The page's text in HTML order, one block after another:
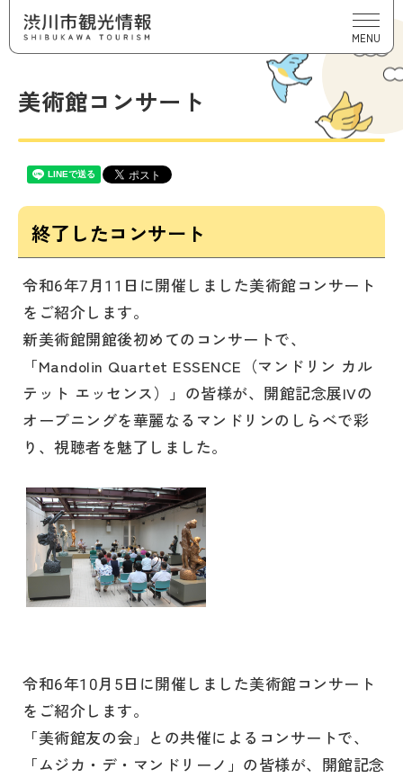
MENU
美術館コンサート
終了したコンサート
令和6年7月11日に開催しました美術館コンサート
をご紹介します。
新美術館開館後初めてのコンサートで、
「Mandolin Quartet ESSENCE（マンドリン カル
テット エッセンス）」の皆様が、開館記念展IVの
オープニングを華麗なるマンドリンのしらべで彩
り、視聴者を魅了しました。
令和6年10月5日に開催しました美術館コンサート
をご紹介します。
「美術館友の会」との共催によるコンサートで、
「ムジカ・デ・マンドリーノ」の皆様が、開館記念